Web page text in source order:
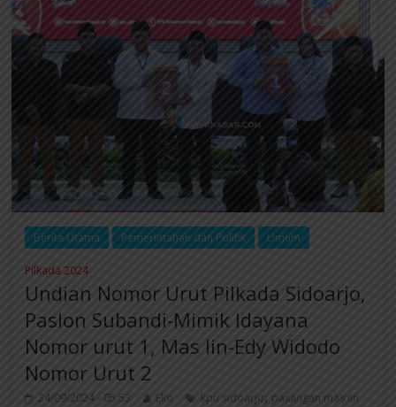
Berita Utama Pemerintahan dan Politik Umum
Pilkada 2024
Undian Nomor Urut Pilkada Sidoarjo,
Paslon Subandi-Mimik Idayana
Nomor urut 1, Mas Iin-Edy Widodo
Nomor Urut 2
24/09/2024 - 05:53 Eko kpu sidoarjo, pasangan mas iin